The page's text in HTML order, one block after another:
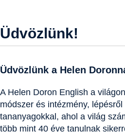
Üdvözlünk!
Üdvözlünk a Helen
A Helen Doron English a
módszer és intézmény,
tananyagokkal, ahol a világ
több mint 40 éve tanulnak